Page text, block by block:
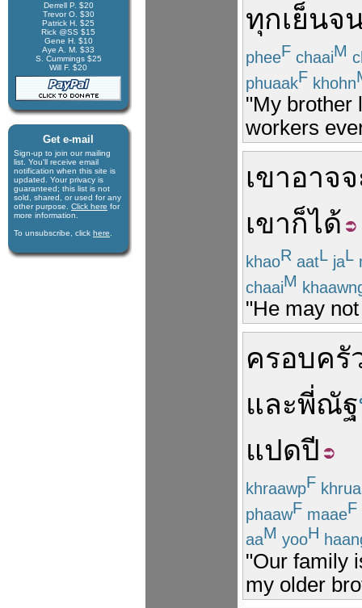
Derrell P. $20
Trevor O. $30
Patrick H. $25
Rick @SS $15
Gene H. $10
Aye A. M. $33
S. Cummings $25
Will F. $20
Get e-mail
Sign-up to join our mail­ing
list. You'll receive e­mail
notification when this site is
updated. Your privacy is
guaran­teed; this list is not
sold, shared, or used for any
other purpose. Click here for
more infor­mation.
To unsubscribe, click here
ทุกเย็นจ
pheeF chaaiM
phuaakF khohn
"My brother
workers
เขาอาจ
เขาก็ได้
khaoR aatL jaL
chaaiM
"He may
ครอบครั
และพี่ณัฐ
แปดปี
khraawpF
phaawF maaeF
aaM yooH
"Our family
my older